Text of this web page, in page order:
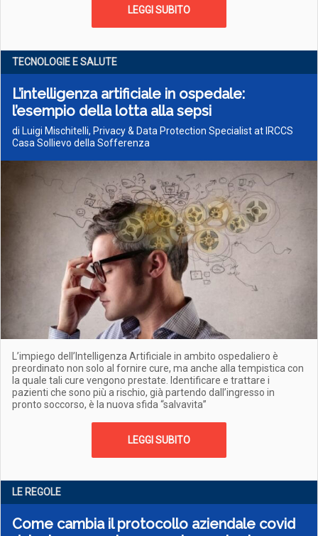
LEGGI SUBITO
TECNOLOGIE E SALUTE
L’intelligenza artificiale in ospedale:
l’esempio della lotta alla sepsi
di Luigi Mischitelli, Privacy & Data Protection Specialist at IRCCS
Casa Sollievo della Sofferenza
L’impiego dell’Intelligenza Artificiale in ambito ospedaliero è
preordinato non solo al fornire cure, ma anche alla tempistica con
la quale tali cure vengono prestate. Identificare e trattare i
pazienti che sono più a rischio, già partendo dall’ingresso in
pronto soccorso, è la nuova sfida “salvavita”
LEGGI SUBITO
LE REGOLE
Come cambia il protocollo aziendale covid